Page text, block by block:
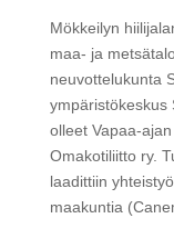
Mökkeilyn
maa- ja
neuvottelukunta
ympäristökeskus
olleet Vapaa-
Omakotiliitto ry.
laadittiin
maakuntia